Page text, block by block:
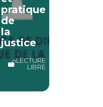
pratique
de
la
justice
LECTURE
LIBRE